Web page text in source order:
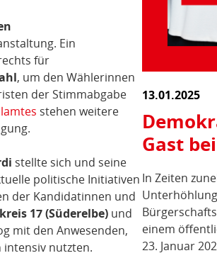
Ein
für
, um den Wählerinnen
der Stimmabgabe
stehen weitere
stellte sich und seine
politische Initiativen
der Kandidatinnen und
17 (Süderelbe) und
mit den Anwesenden,
intensiv nutzten.
13.01.2025
Gast
In Zeiten
einem
23. Januar